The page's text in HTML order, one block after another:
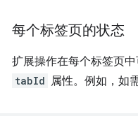
每个标签页的状态
扩展操作在每个标签页
tabId 属性。例如，如